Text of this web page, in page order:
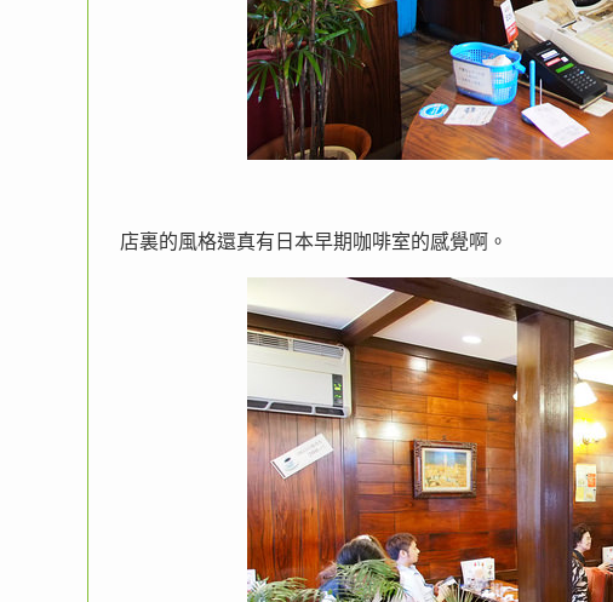
店裏的風格還真有日本早期咖啡室的感覺啊。